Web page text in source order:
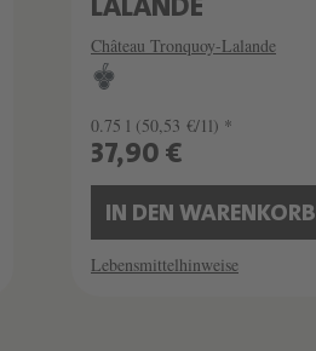
LALANDE
Château Tronquoy-Lalande
0.75 l (50,53 €/1l) *
37,90 €
IN DEN WARENKORB
Lebensmittelhinweise